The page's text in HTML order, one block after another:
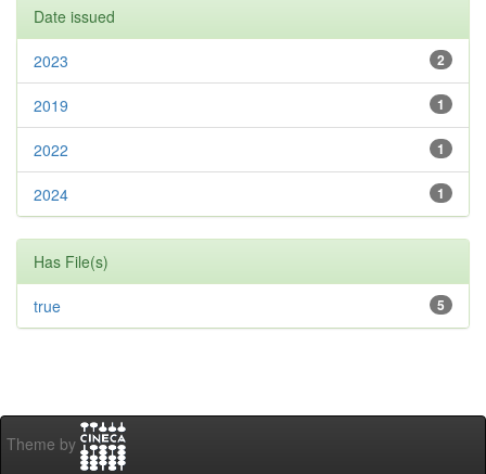
Date issued
2
2023
1
2019
1
2022
1
2024
Has File(s)
5
true
Theme by